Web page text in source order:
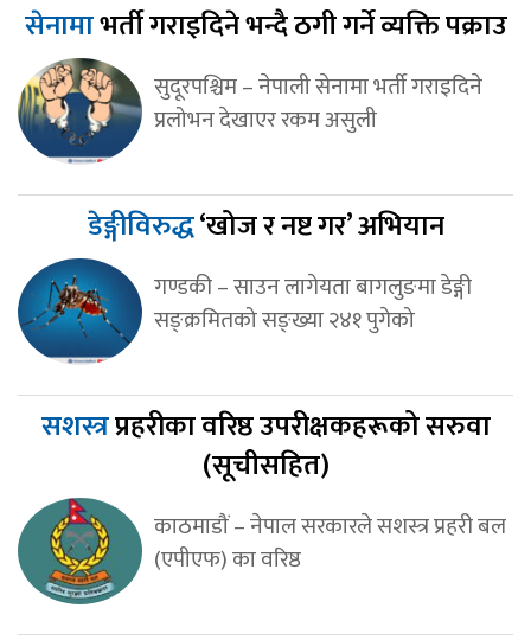
सेनामाभर्ती गराइदिने भन्दै ठगी गर्ने व्यक्ति पक्राउ
सुदूरपश्चिम – नेपाली सेनामा भर्ती गराइदिने
प्रलोभन देखाएर रकम असुली
डेङ्गीविरुद्ध‘खोज र नष्ट गर’ अभियान
गण्डकी – साउन लागेयता बागलुङमा डेङ्गी
सङ्क्रमितको सङ्ख्या २४१ पुगेको
सशस्त्रप्रहरीका वरिष्ठ उपरीक्षकहरूको सरुवा
(सूचीसहित)
काठमाडौं – नेपाल सरकारले सशस्त्र प्रहरी बल
(एपीएफ) का वरिष्ठ